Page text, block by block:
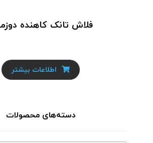
فلاش تانک کاهنده
اطلاعات بیشتر
دسته‌های محصولات